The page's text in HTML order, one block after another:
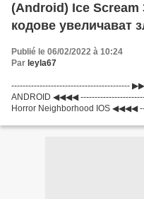
(Android) Ice
кодове увеличават
Publié le 06/02/2022 à 10:24
Par leyla67
------------------------------------------
ANDROID ◀◀◀◀
Horror Neighborhood IOS ◀◀◀◀